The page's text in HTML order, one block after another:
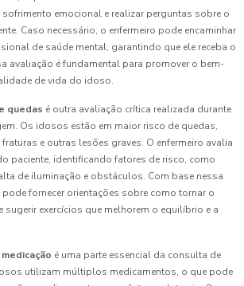
emocional e realizar perguntas sobre o
Caso necessário, o enfermeiro pode encaminhar
de saúde mental, garantindo que ele receba o
avaliação é fundamental para promover o bem-
de vida do idoso.
quedas é outra avaliação crítica realizada durante
Os idosos estão em maior risco de quedas,
e outras lesões graves. O enfermeiro avalia
paciente, identificando fatores de risco, como
de iluminação e obstáculos. Com base nessa
fornecer orientações sobre como tornar o
sugerir exercícios que melhorem o equilíbrio e a
é uma parte essencial da consulta de
utilizam múltiplos medicamentos, o que pode